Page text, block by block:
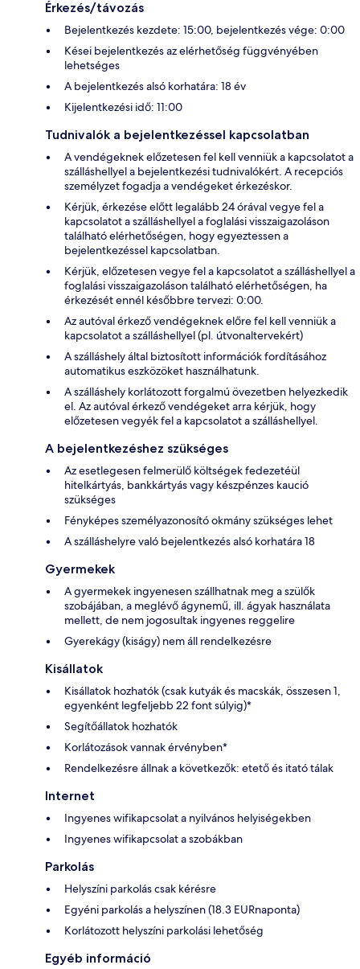
Érkezés/távozás
Bejelentkezés kezdete: 15:00, bejelentkezés vége: 0:00
Kései bejelentkezés az elérhetőség függvényében
lehetséges
A bejelentkezés alsó korhatára: 18 év
Kijelentkezési idő: 11:00
Tudnivalók a bejelentkezéssel kapcsolatban
A vendégeknek előzetesen fel kell venniük a kapcsolatot a
szálláshellyel a bejelentkezési tudnivalókért. A recepciós
személyzet fogadja a vendégeket érkezéskor.
Kérjük, érkezése előtt legalább 24 órával vegye fel a
kapcsolatot a szálláshellyel a foglalási visszaigazoláson
található elérhetőségen, hogy egyeztessen a
bejelentkezéssel kapcsolatban.
Kérjük, előzetesen vegye fel a kapcsolatot a szálláshellyel a
foglalási visszaigazoláson található elérhetőségen, ha
érkezését ennél későbbre tervezi: 0:00.
Az autóval érkező vendégeknek előre fel kell venniük a
kapcsolatot a szálláshellyel (pl. útvonaltervekért)
A szálláshely által biztosított információk fordításához
automatikus eszközöket használhatunk.
A szálláshely korlátozott forgalmú övezetben helyezkedik
el. Az autóval érkező vendégeket arra kérjük, hogy
előzetesen vegyék fel a kapcsolatot a szálláshellyel.
A bejelentkezéshez szükséges
Az esetlegesen felmerülő költségek fedezetéül
hitelkártyás, bankkártyás vagy készpénzes kaució
szükséges
Fényképes személyazonosító okmány szükséges lehet
A szálláshelyre való bejelentkezés alsó korhatára 18
Gyermekek
A gyermekek ingyenesen szállhatnak meg a szülők
szobájában, a meglévő ágynemű, ill. ágyak használata
mellett, de nem jogosultak ingyenes reggelire
Gyerekágy (kiságy) nem áll rendelkezésre
Kisállatok
Kisállatok hozhatók (csak kutyák és macskák, összesen 1,
egyenként legfeljebb 22 font súlyig)*
Segítőállatok hozhatók
Korlátozások vannak érvényben*
Rendelkezésre állnak a következők: etető és itató tálak
Internet
Ingyenes wifikapcsolat a nyilvános helyiségekben
Ingyenes wifikapcsolat a szobákban
Parkolás
Helyszíni parkolás csak kérésre
Egyéni parkolás a helyszínen (18.3 EURnaponta)
Korlátozott helyszíni parkolási lehetőség
Egyéb információ